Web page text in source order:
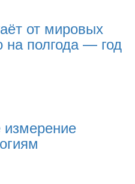
от мировых
на полгода — год